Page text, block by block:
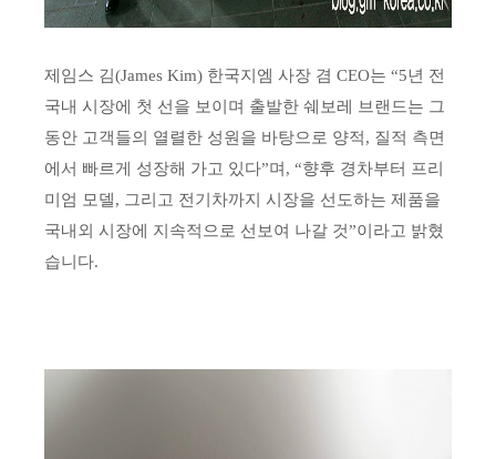
제임스 김(James Kim) 한국지엠 사장 겸 CEO는 “5년 전
국내 시장에 첫 선을 보이며 출발한 쉐보레 브랜드는 그
동안 고객들의 열렬한 성원을 바탕으로 양적, 질적 측면
에서 빠르게 성장해 가고 있다”며, “향후 경차부터 프리
미엄 모델, 그리고 전기차까지 시장을 선도하는 제품을
국내외 시장에 지속적으로 선보여 나갈 것”이라고 밝혔
습니다.